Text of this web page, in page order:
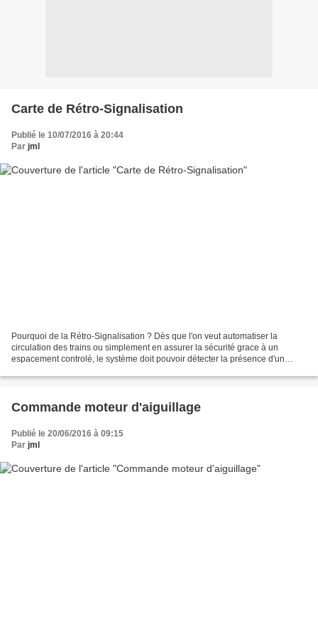
Carte de Rétro-Signalisation
Publié le 10/07/2016 à 20:44
Par jml
Pourquoi de la Rétro-Signalisation ? Dès que l'on veut automatiser la
circulation des trains ou simplement en assurer la sécurité grace à un
espacement controlé, le système doit pouvoir détecter la présence d'un
Commande moteur d'aiguillage
Publié le 20/06/2016 à 09:15
Par jml